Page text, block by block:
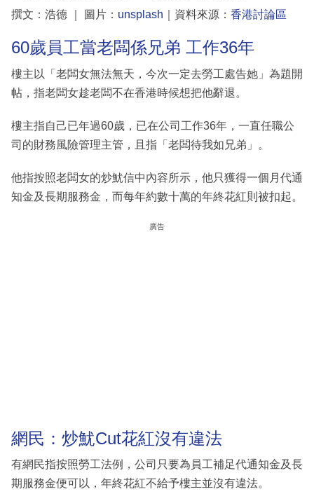
撰文：浩德 ｜ 圖片： unsplash ｜資料來源： 香港討論區
60歲員工當老闆係兄弟 工作36年
樓主以「老闆女無法無天，今次一定去勞工處告她」為題開
帖，指老闆女趁老闆不在香港時候想把他辭退。
樓主指自己已年過60歲，已在公司工作36年，一直任職公
司的財務風險管理主管，且指「老闆待我如兄弟」。
他指按照老闆女的炒魷信中內容所示，他只獲得一個月代通
知金及長期服務金，而每年約數十萬的年終花紅則被扣起。
廣告
網民：炒魷Cut花紅沒有違法
有網民指按照勞工法例，公司只要為員工補足代通知金及長
期服務金便可以，年終花紅不給予樓主並沒有違法。